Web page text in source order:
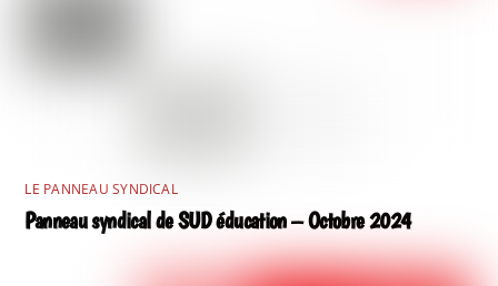
LE PANNEAU SYNDICAL
Panneau syndical de SUD éducation – Octobre 2024